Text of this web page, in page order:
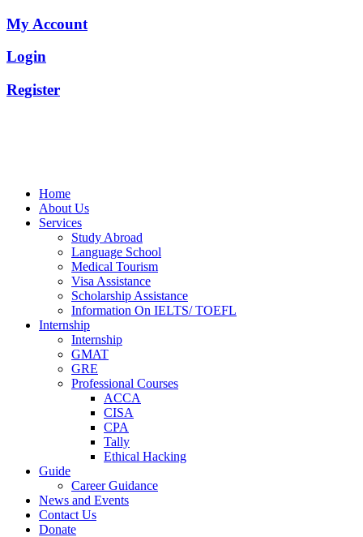
My Account
Login
Register
Home
About Us
Services
Study Abroad
Language School
Medical Tourism
Visa Assistance
Scholarship Assistance
Information On IELTS/ TOEFL
Internship
Internship
GMAT
GRE
Professional Courses
ACCA
CISA
CPA
Tally
Ethical Hacking
Guide
Career Guidance
News and Events
Contact Us
Donate